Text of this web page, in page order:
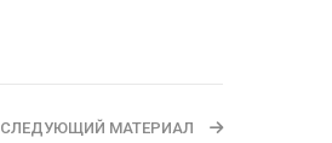
СЛЕДУЮЩИЙ МАТЕРИАЛ